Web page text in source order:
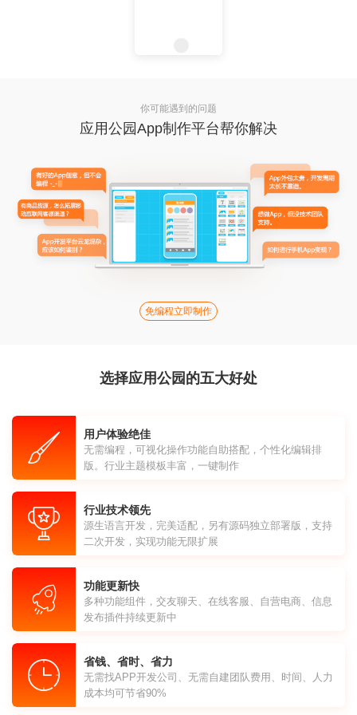
你可能遇到的问题
应用公园App制作平台帮你解决
免编程立即制作
选择应用公园的五大好处
用户体验绝佳
无需编程，可视化操作功能自助搭配，个性化编辑排
版。行业主题模板丰富，一键制作
行业技术领先
源生语言开发，完美适配，另有源码独立部署版，支持
二次开发，实现功能无限扩展
功能更新快
多种功能组件，交友聊天、在线客服、自营电商、信息
发布插件持续更新中
省钱、省时、省力
无需找APP开发公司、无需自建团队费用、时间、人力
成本均可节省90%